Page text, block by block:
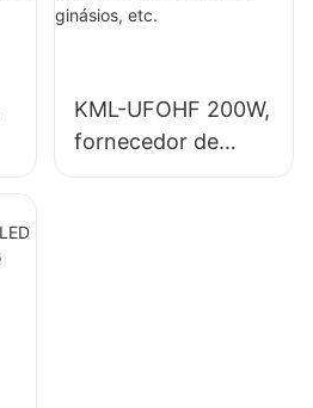
ginásios, etc.
KML-UFOHF 200W,
fornecedor de
luminárias LED de